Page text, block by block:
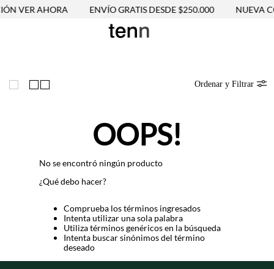
VER AHORA ENVÍO GRATIS DESDE $250.000 NUEVA
Ordenar y Filtrar
OOPS!
No se encontró ningún producto
¿Qué debo hacer?
Comprueba los términos ingresados
Intenta utilizar una sola palabra
Utiliza términos genéricos en la búsqueda
Intenta buscar sinónimos del término
deseado